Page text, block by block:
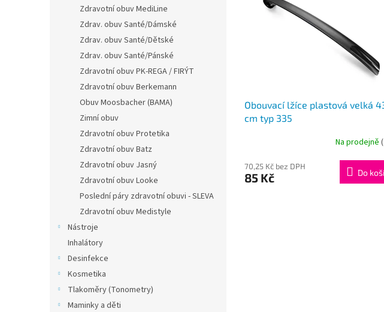
Zdravotní obuv MediLine
Zdrav. obuv Santé/Dámské
Zdrav. obuv Santé/Dětské
Zdrav. obuv Santé/Pánské
Zdravotní obuv PK-REGA / FIRÝT
Zdravotní obuv Berkemann
Obuv Moosbacher (BAMA)
Zimní obuv
Zdravotní obuv Protetika
Zdravotní obuv Batz
Zdravotní obuv Jasný
Zdravotní obuv Looke
Poslední páry zdravotní obuvi - SLEVA
Zdravotní obuv Medistyle
Nástroje
Inhalátory
Desinfekce
Kosmetika
Tlakoměry (Tonometry)
Maminky a děti
Obouvací lžíce plastová velká
cm typ 335
Na prodejně
70,25 Kč bez DPH
85 Kč Do